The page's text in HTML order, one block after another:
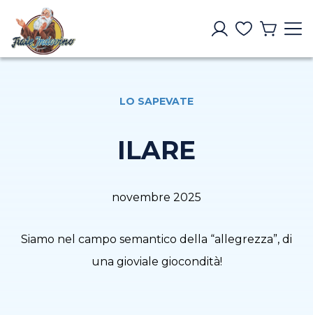
LO SAPEVATE
ILARE
novembre 2025
Siamo nel campo semantico della “allegrezza”, di
una gioviale giocondità!